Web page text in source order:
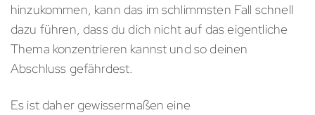
hinzukommen, kann das im schlimmsten Fall schnell
dazu führen, dass du dich nicht auf das eigentliche
Thema konzentrieren kannst und so deinen
Abschluss gefährdest.
Es ist daher gewissermaßen eine